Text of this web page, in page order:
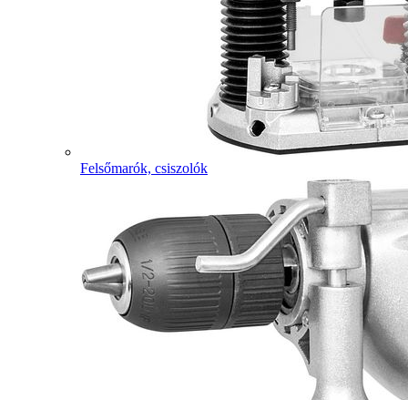
Felsőmarók, csiszolók